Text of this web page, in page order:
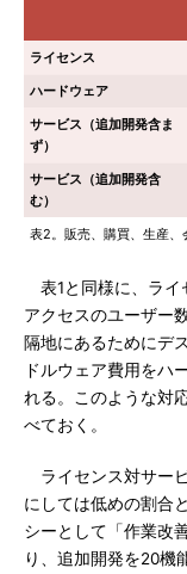
ライセンス
ハードウェア
サービス（追加開発含ま
ず）
サービス（追加開発含
む）
表2。販売、購買、生産、
表1と同様に、ライ
アクセスのユーザー
隔地にあるためにデ
ドルウェア費用をハ
れる。このような対
べておく。
ライセンス対サー
にしては低めの割合
シーとして「作業改
り、追加開発を20機